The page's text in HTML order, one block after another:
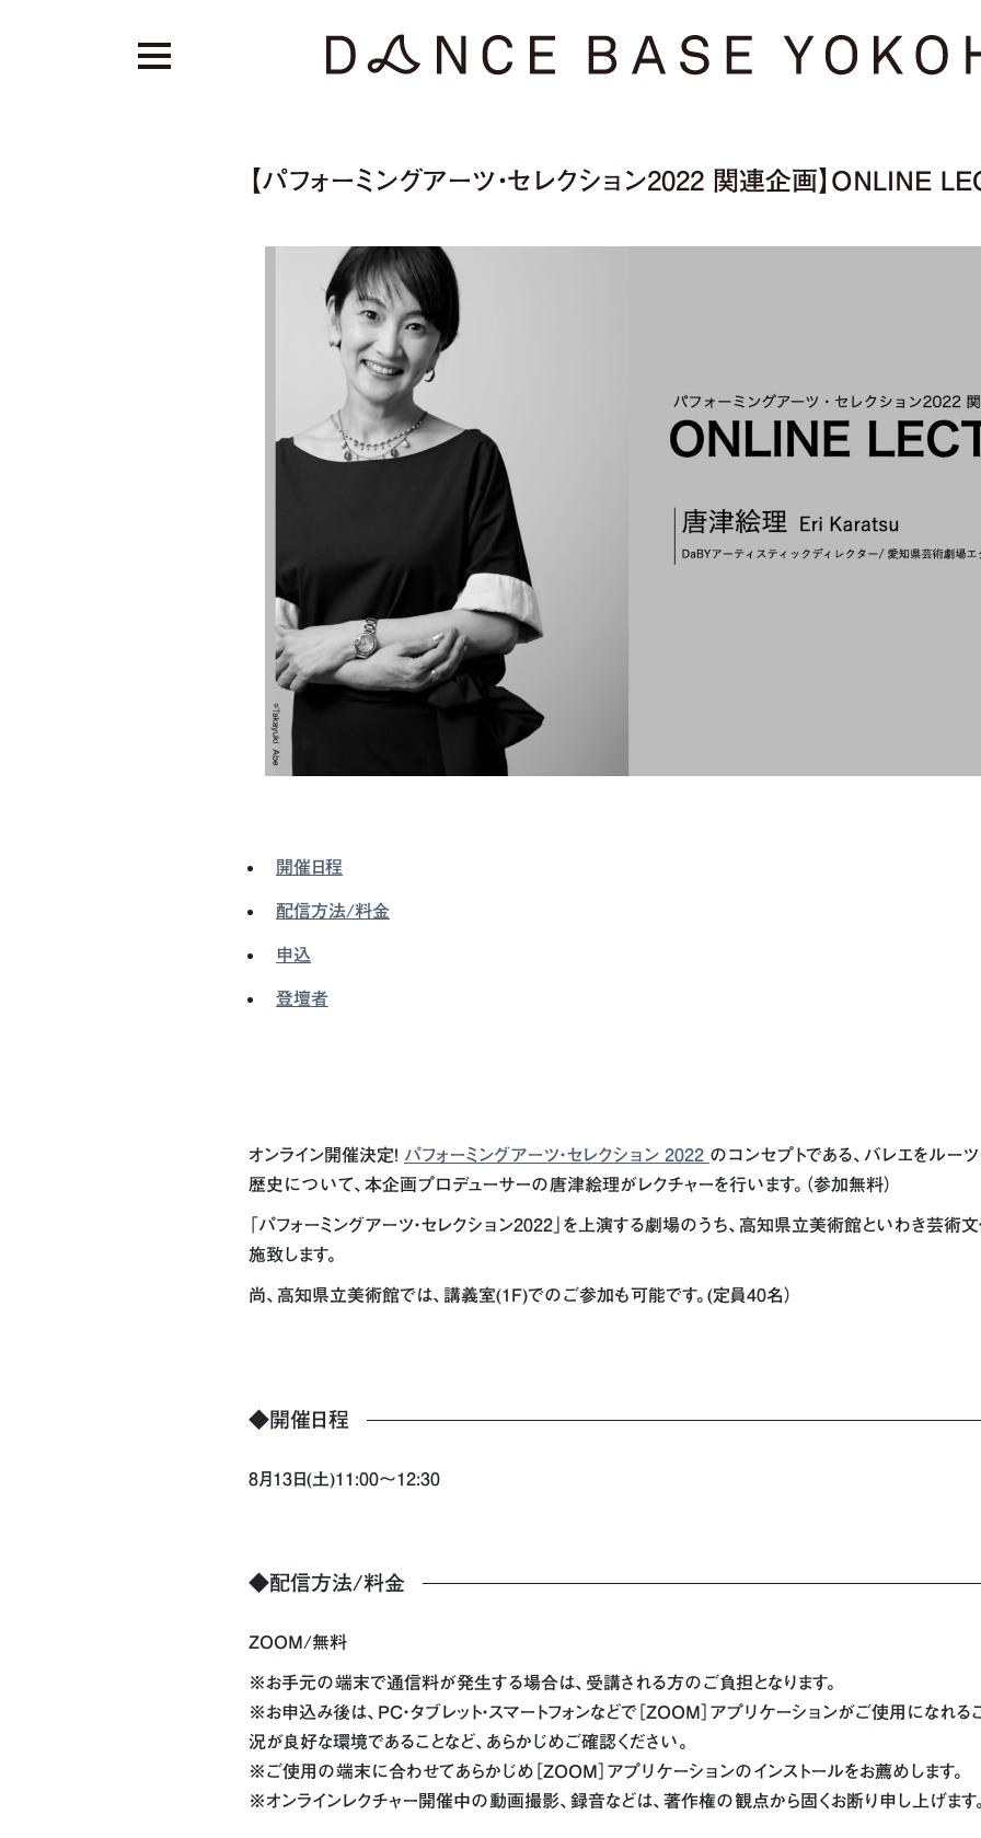
【パフォーミングアーツ・セレクション2022 関連企画】ONLINE
開催日程
配信方法/料金
申込
登壇者
オンライン開催決定！ パフォーミングアーツ・セレクション 2022 のコンセプトである、バレエをルー
歴史について、本企画プロデューサーの唐津絵理がレクチャーを行います。（参加無料）
「パフォーミングアーツ・セレクション2022」を上演する劇場のうち、高知県立美術館といわき芸術
施致します。
尚、高知県立美術館では、講義室(1F)でのご参加も可能です。(定員40名）
◆開催日程
8月13日(土)11:00〜12:30
◆配信方法/料金
ZOOM/無料
※お手元の端末で通信料が発生する場合は、受講される方のご負担となります。
※お申込み後は、PC・タブレット・スマートフォンなどで［ZOOM］アプリケーションがご使用になれ
況が良好な環境であることなど、あらかじめご確認ください。
※ご使用の端末に合わせてあらかじめ［ZOOM］アプリケーションのインストールをお薦めします。
※オンラインレクチャー開催中の動画撮影、録音などは、著作権の観点から固くお断り申し上げます